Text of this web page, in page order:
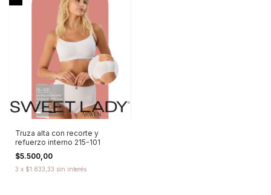
Truza alta con recorte y
refuerzo interno 215-101
$5.500,00
3 x $1.833,33 sin interés